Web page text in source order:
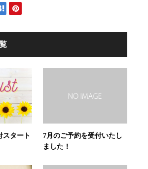
スタート
7月のご予約を受付いたし
ました！